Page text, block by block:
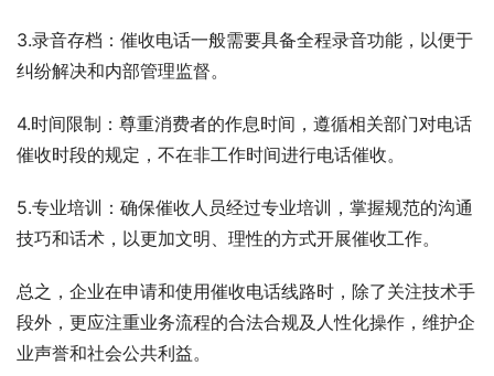
3.录音存档：催收电话一般需要具备全程录音功能，以便于
纠纷解决和内部管理监督。
4.时间限制：尊重消费者的作息时间，遵循相关部门对电话
催收时段的规定，不在非工作时间进行电话催收。
5.专业培训：确保催收人员经过专业培训，掌握规范的沟通
技巧和话术，以更加文明、理性的方式开展催收工作。
总之，企业在申请和使用催收电话线路时，除了关注技术手
段外，更应注重业务流程的合法合规及人性化操作，维护企
业声誉和社会公共利益。